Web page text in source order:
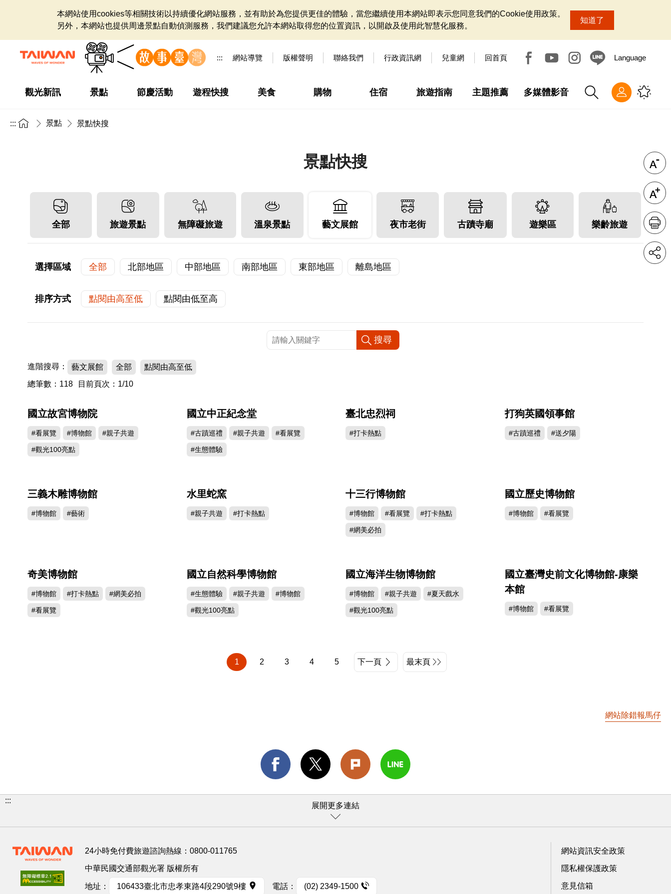
本網站使用cookies等相關技術以持續優化網站服務，並有助於為您提供更佳的體驗，當您繼續使用本網站即表示您同意我們的Cookie使用政策。
另外，本網站也提供周邊景點自動偵測服務，我們建議您允許本網站取得您的位置資訊，以開啟及使用此智慧化服務。
知道了
::: 網站導覽 版權聲明 聯絡我們 行政資訊網 兒童網 回首頁 Language
觀光新訊 景點 節慶活動 遊程快搜 美食 購物 住宿 旅遊指南 主題推薦 多媒體影音
::: 景點 景點快搜
景點快搜
全部 旅遊景點 無障礙旅遊 溫泉景點 藝文展館 夜市老街 古蹟寺廟 遊樂區 樂齡旅遊
選擇區域 全部 北部地區 中部地區 南部地區 東部地區 離島地區
排序方式 點閱由高至低 點閱由低至高
進階搜尋： 藝文展館 全部
點閱由高至低
總筆數：118
目前頁次：1/10
國立故宮博物院
#看展覽 #博物館 #親子共遊
#觀光100亮點
國立中正紀念堂
#古蹟巡禮 #親子共遊 #看展覽
#生態體驗
臺北忠烈祠
#打卡熱點
打狗英國領事館
#古蹟巡禮 #送夕陽
三義木雕博物館
#博物館 #藝術
水里蛇窯
#親子共遊 #打卡熱點
十三行博物館
#博物館 #看展覽 #打卡熱點
#網美必拍
國立歷史博物館
#博物館 #看展覽
奇美博物館
#博物館 #打卡熱點 #網美必拍
#看展覽
272576
國立自然科學博物館
#生態體驗 #親子共遊 #博物館
#觀光100亮點
257145
國立海洋生物博物館
#博物館 #親子共遊 #夏天戲水
#觀光100亮點
234635
國立臺灣史前文化博物館-康樂
本館
#博物館 #看展覽
1 2 3 4 5 下一頁 最末頁
網站除錯報馬仔
:::
展開更多連結
24小時免付費旅遊諮詢熱線： 0800-011765
中華民國交通部觀光署 版權所有
地址： 106433臺北市忠孝東路4段290號9樓 電話： (02) 2349-1500
網站資訊安全政策
隱私權保護政策
意見信箱